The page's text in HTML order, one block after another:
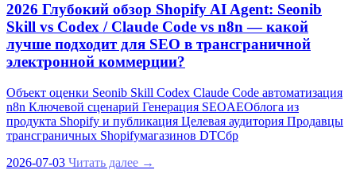
2026 Глубокий обзор Shopify AI Agent: Seonib
Skill vs Codex / Claude Code vs n8n — какой
лучше подходит для SEO в трансграничной
электронной коммерции?
Объект оценки Seonib Skill Codex Claude Code автоматизация
n8n Ключевой сценарий Генерация SEOAEOблога из
продукта Shopify и публикация Целевая аудитория Продавцы
трансграничных Shopifyмагазинов DTCбр
2026-07-03 Читать далее →